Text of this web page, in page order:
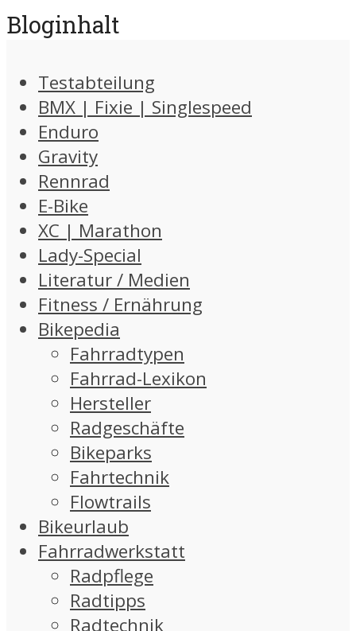
Bloginhalt
Testabteilung
BMX | Fixie | Singlespeed
Enduro
Gravity
Rennrad
E-Bike
XC | Marathon
Lady-Special
Literatur / Medien
Fitness / Ernährung
Bikepedia
Fahrradtypen
Fahrrad-Lexikon
Hersteller
Radgeschäfte
Bikeparks
Fahrtechnik
Flowtrails
Bikeurlaub
Fahrradwerkstatt
Radpflege
Radtipps
Radtechnik